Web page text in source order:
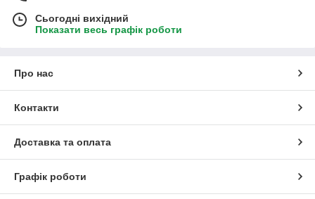
Сьогодні вихідний
Показати весь графік роботи
Про нас
Контакти
Доставка та оплата
Графік роботи